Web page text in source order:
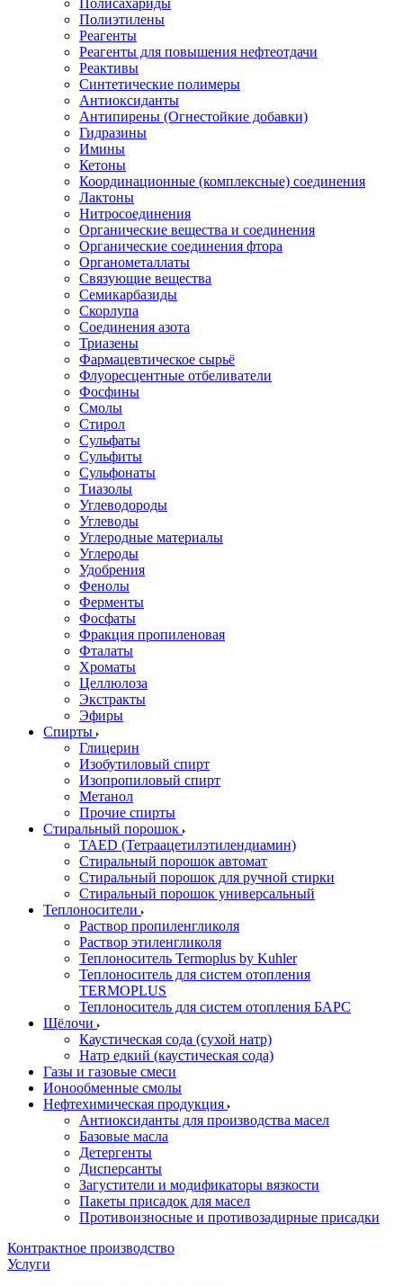
Полисахариды
Полиэтилены
Реагенты
Реагенты для повышения нефтеотдачи
Реактивы
Синтетические полимеры
Антиоксиданты
Антипирены (Огнестойкие добавки)
Гидразины
Имины
Кетоны
Координационные (комплексные) соединения
Лактоны
Нитросоединения
Органические вещества и соединения
Органические соединения фтора
Органометаллаты
Связующие вещества
Семикарбазиды
Скорлупа
Соединения азота
Триазены
Фармацевтическое сырьё
Флуоресцентные отбеливатели
Фосфины
Смолы
Стирол
Сульфаты
Сульфиты
Сульфонаты
Тиазолы
Углеводороды
Углеводы
Углеродные материалы
Углероды
Удобрения
Фенолы
Ферменты
Фосфаты
Фракция пропиленовая
Фталаты
Хроматы
Целлюлоза
Экстракты
Эфиры
Спирты
Глицерин
Изобутиловый спирт
Изопропиловый спирт
Метанол
Прочие спирты
Стиральный порошок
TAED (Тетраацетилэтилендиамин)
Стиральный порошок автомат
Стиральный порошок для ручной стирки
Стиральный порошок универсальный
Теплоносители
Раствор пропиленгликоля
Раствор этиленгликоля
Теплоноситель Termoplus by Kuhler
Теплоноситель для систем отопления
TERMOPLUS
Теплоноситель для систем отопления БАРС
Щёлочи
Каустическая сода (сухой натр)
Натр едкий (каустическая сода)
Газы и газовые смеси
Ионообменные смолы
Нефтехимическая продукция
Антиоксиданты для производства масел
Базовые масла
Детергенты
Дисперсанты
Загустители и модификаторы вязкости
Пакеты присадок для масел
Противоизносные и противозадирные присадки
Контрактное производство
Услуги